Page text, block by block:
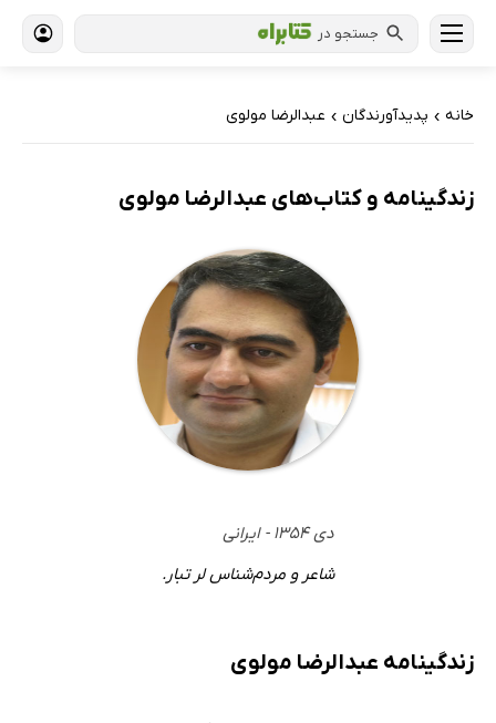
جستجو در
خانه › پدیدآورندگان › عبدالرضا مولوی
زندگینامه و کتاب‌های عبدالرضا مولوی
دی ۱۳۵۴ - ایرانی
شاعر و مردم‌شناس لر تبار.
زندگینامه عبدالرضا مولوی